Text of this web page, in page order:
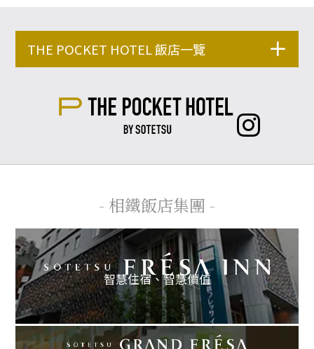
THE POCKET HOTEL 飯店一覽
- 相鐵飯店集團 -
智慧住宿、智慧價值